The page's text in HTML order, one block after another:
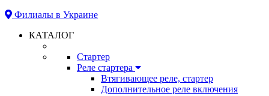
Филиалы в Украине
КАТАЛОГ
Стартер
Реле стартера
Втягивающее реле, стартер
Дополнительное реле включения